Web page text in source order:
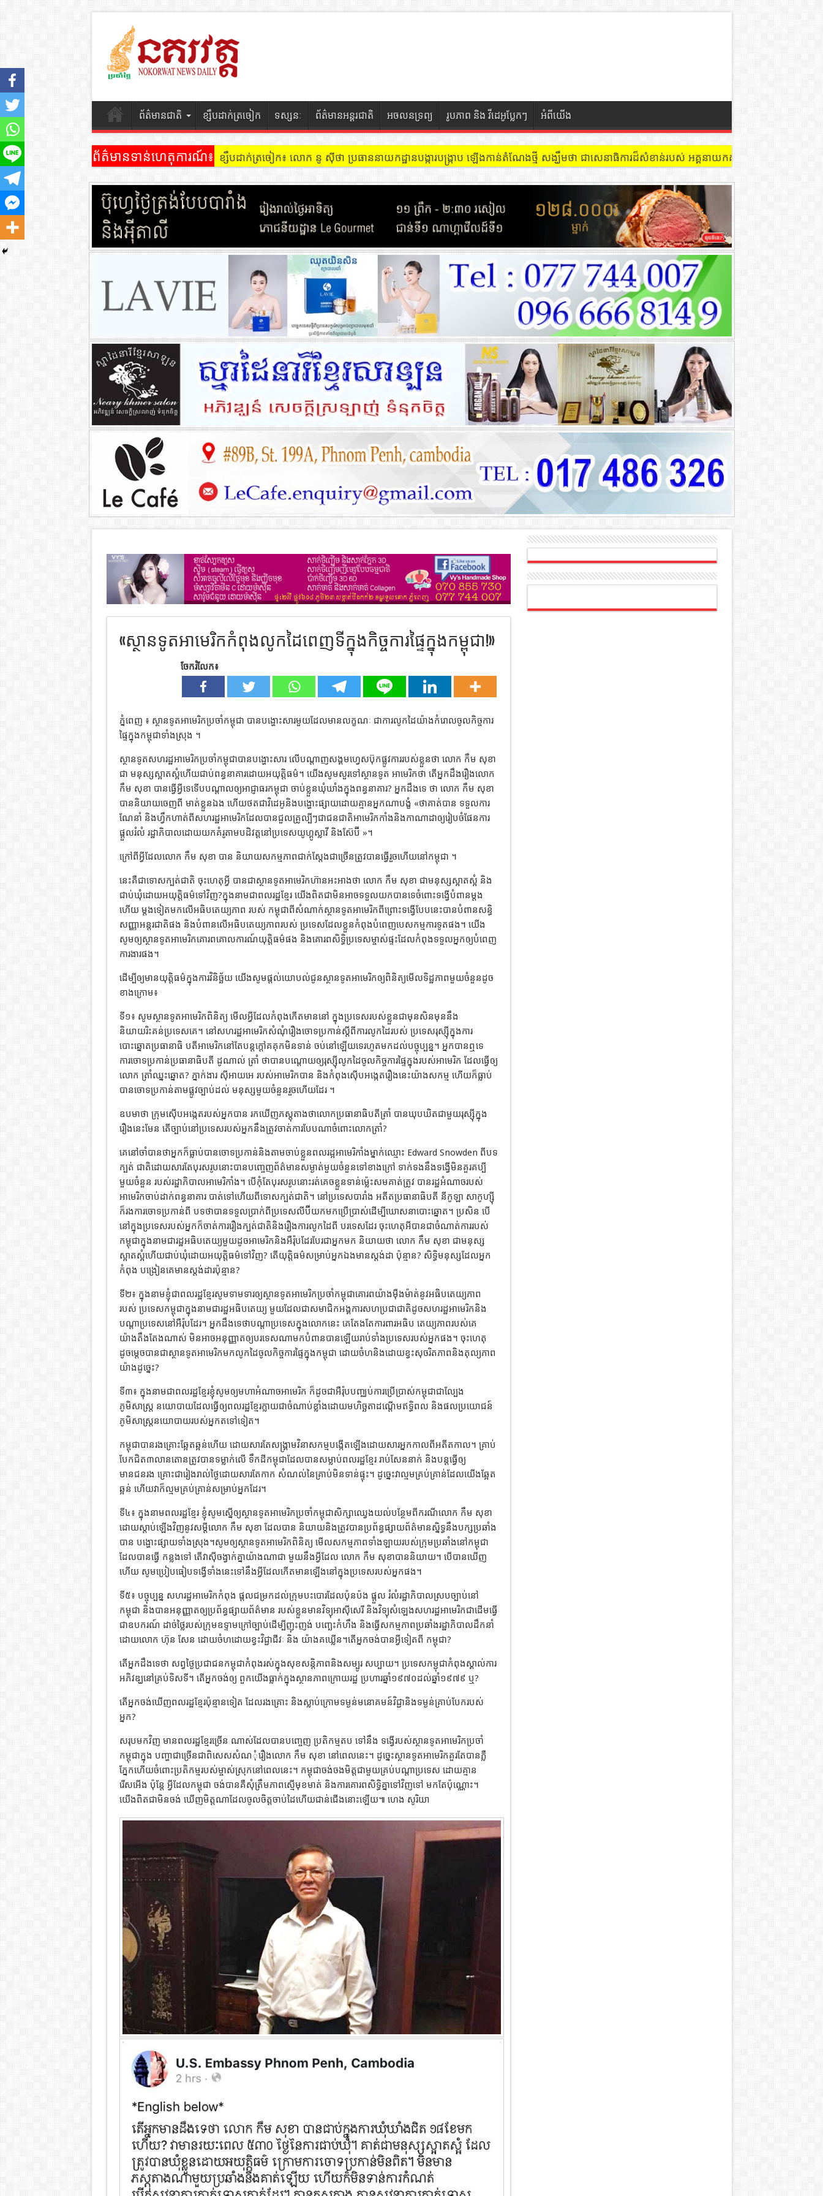
ព័ត៌មានជាតិ ខ្សឹបដាក់ត្រចៀក ទស្សនៈ ព័ត៌មានអន្តរជាតិ អចលនទ្រព្យ រូបភាព និង វីដេអូប្លែកៗ អំពីយើង
ព័ត៌មានទាន់ហេតុការណ៍៖ ខ្សឹបដាក់ត្រចៀក៖ លោក នូ សុីថា ប្រធាននាយកដ្ឋានបង្ការបង្ក្រាប ឡើងកាន់តំណែងថ្មី សង្ឃឹមថា ជាសេនាធិការដ៏សំខាន់របស់ អគ្គនាយកគយនិងរដ្ឋាករកម្ពុជា ក្នុង
«ស្ថានទូតអាមេរិកកំពុងលូកដៃពេញទីក្នុងកិច្ចការផ្ទៃក្នុងកម្ពុជា!»
ចែករំលែក៖
ភ្នំពេញ ៖ ស្ថានទូតអាមេរិកប្រចាំកម្ពុជា បានបង្ហោះសារមួយដែលមានលក្ខណៈ ជាការលូកដៃយ៉ាងកំរោលចូលកិច្ចការ
ផ្ទៃក្នុងកម្ពុជាទាំងស្រុង ។
ស្ថានទូតសហរដ្ឋអាមេរិកប្រចាំកម្ពុជាបានបង្ហោះសារ លើបណ្តាញសង្គមហ្វេសប៊ុកផ្លូវការរបស់ខ្លួនថា លោក កឹម សុខា
ជា មនុស្សស្អាតស្អំហើយជាប់ពន្ធនាគារដោយអយុត្តិធម៌។ យើងសូមសួរទៅស្ថានទូត អាមេរិកថា តើអ្នកដឹងរឿងលោក
កឹម សុខា បានធ្វើអ្វីទេទើបបណ្តាលឲ្យអាជ្ញាធរកម្ពុជា ចាប់ខ្លួនឃុំឃាំងក្នុងពន្ធនាគារ? អ្នកដឹងទេ ថា លោក កឹម សុខា
បាននិយាយចេញពី មាត់ខ្លួនឯង ហើយថតជាវិដេអូនិងបង្ហោះផ្សាយដោយគ្មានអ្នកណាបង្ខំ «ថាគាត់បាន ទទួលការ
ណែនាំ និងហ្វឹកហាត់ពីសហរដ្ឋអាមេរិកដែលបានជួលគ្រូល្បីៗជាជនជាតិអាមេរិកកាំងនិងកាណាដាឲ្យរៀបចំផែនការ
ផ្តួលរំលំ រដ្ឋាភិបាលដោយយកគំរូតាមបដិវត្តនៅប្រទេសយូហ្គូស្លាវី និងស៊ែប៊ី »។
ក្រៅពីអ្វីដែលលោក កឹម សុខា បាន និយាយសកម្មភាពជាក់ស្តែងជាច្រើនត្រូវបានធ្វើរួចហើយនៅកម្ពុជា ។
នេះគឺជាទោសក្បត់ជាតិ ចុះហេតុអ្វី បានជាស្ថានទូតអាមេរិកហ៊ានអះអាងថា លោក កឹម សុខា ជាមនុស្សស្អាតស្អំ និង
ជាប់ឃុំដោយអយុត្តិធម៌ទៅវិញ?ក្នុងនាមជាពលរដ្ឋខ្មែរ យើងពិតជាមិនអាចទទួលយកបានទេចំពោះទង្វើបំពានម្តង
ហើយ ម្តងទៀតមកលើអធិបតេយ្យភាព របស់ កម្ពុជាពីសំណាក់ស្ថានទូតអាមេរិកពីព្រោះទង្វើបែបនេះបានបំពានសន្ធិ
សញ្ញាអន្តរជាតិផង និងបំពានលើអធិបតេយ្យភាពរបស់ ប្រទេសដែលខ្លួនកំពុងបំពេញបេសកម្មការទូតផង។ យើង
សូមឲ្យស្ថានទូតអាមេរិកគោរពគោលការណ៍យុត្តិធម៌ផង និងគោរពសិទ្ធិប្រទេសម្ចាស់ផ្ទះដែលកំពុងទទួលអ្នកឲ្យបំពេញ
ការងារផង។
ដើម្បីឲ្យមានយុត្តិធម៌ក្នុងការវិនិច្ឆ័យ យើងសូមផ្តល់យោបល់ជូនស្ថានទូតអាមេរិកឲ្យពិនិត្យមើលទិដ្ឋភាពមួយចំនួនដូច
ខាងក្រោម៖
ទី១៖ សូមស្ថានទូតអាមេរិកពិនិត្យ មើលអ្វីដែលកំពុងកើតមាននៅ ក្នុងប្រទេសរបស់ខ្លួនជាមុនសិនមុននឹង
និយាយរិះគន់ប្រទេសគេ។ នៅសហរដ្ឋអាមេរិកសំណុំរឿងចោទប្រកាន់ស្តីពីការលូកដៃរបស់ ប្រទេសរុស្ស៊ីក្នុងការ
បោះឆ្នោតប្រធានាធិ បតីអាមេរិកនៅតែបន្តក្តៅគគុកមិនទាន់ ចប់នៅឡើយទេរហូតមកដល់បច្ចុប្បន្ន។ អ្នកបានឮទេ
ការចោទប្រកាន់ប្រធានាធិបតី ដូណាល់ ត្រាំ ថាបានបណ្តោយឲ្យរុស្ស៊ីលូកដៃចូលកិច្ចការផ្ទៃក្នុងរបស់អាមេរិក ដែលធ្វើឲ្យ
លោក ត្រាំឈ្នះឆ្នោត? ភ្នាក់ងារ ស៊ីអាយអេ របស់អាមេរិកបាន និងកំពុងស៊ើបអង្កេតរឿងនេះយ៉ាងសកម្ម ហើយក៏ធ្លាប់
បានចោទប្រកាន់តាមផ្លូវច្បាប់ដល់ មនុស្សមួយចំនួនរួចហើយដែរ ។
ឧបមាថា ក្រុមស៊ើបអង្កេតរបស់អ្នកបាន រកឃើញភស្តុតាងថាលោកប្រធានាធិបតីត្រាំ បានឃុបឃិតជាមួយរុស្ស៊ីក្នុង
រឿងនេះមែន តើច្បាប់នៅប្រទេសរបស់អ្នកនឹងត្រូវចាត់ការបែបណាចំពោះលោកត្រាំ?
គេនៅចាំបានថាអ្នកក៏ធ្លាប់បានចោទប្រកាន់និងតាមចាប់ខ្លួនពលរដ្អអាមេរិកាំងម្នាក់ឈ្មោះ Edward Snowden ពីបទ
ក្បត់ ជាតិដោយសារតែបុរសរូបនោះបានបញ្ចេញព័ត៌មានសម្ងាត់មួយចំនួនទៅខាងក្រៅ ទាក់ទងនឹងទង្វើមិនគួរគប្បី
មួយចំនួន របស់​រដ្ឋាភិបាលអាមេរិកាំង។ បើកុំតែបុរសរូបនោះរត់គេចខ្លួនទាន់ម៉្លេះសមគាត់ត្រូវ បានរដ្ឋអំណាចរបស់
អាមេរិកចាប់ដាក់ពន្ធនាគារ បាត់ទៅហើយពីទោសក្បត់ជាតិ។ នៅប្រទេសបារាំង អតីតប្រធានាធិបតី នីកូឡា សាកូហ្ស៊ី
ក៏រងការចោទប្រកាន់ពី បទថាបានទទួលប្រាក់ពីប្រទេសលីប៊ីយកមកប្រើប្រាស់ដើម្បីឃោសនាបោះឆ្នោត។ ប្រសិន បើ
នៅក្នុងប្រទេសរបស់អ្នកក៏ចាត់ការរឿងក្បត់ជាតិនិងរឿងការលូកដៃពី បរទេសដែរ ចុះហេតុអីបានជាចំណាត់ការរបស់
កម្ពុជាក្នុងនាមជារដ្ឋអធិបតេយ្យមួយដូចអាមេរិកនិងអឺរ៉ុបដែរបែរជាអ្នកមក និយាយថា លោក កឹម សុខា ជាមនុស្ស
ស្អាតស្អំហើយជាប់ឃុំដោយអយុត្តិធម៌ទៅវិញ? តើយុត្តិធម៌សម្រាប់អ្នកឯងមានស្តង់ដា ប៉ុន្មាន? សិទ្ធិមនុស្សដែលអ្នក
កំពុង បង្រៀនគេមានស្តង់ដារប៉ុន្មាន?
ទី២៖ ក្នុងនាមខ្ញុំជាពលរដ្ឋខ្មែរសូមទាមទារឲ្យស្ថានទូតអាមេរិកប្រចាំកម្ពុជាគោរពយ៉ាងម៉ឺងម៉ាត់នូវអធិបតេយ្យភាព
របស់ ប្រទេសកម្ពុជាក្នុងនាមជារដ្ឋអធិបតេយ្យ មួយដែលជាសមាជិកអង្គការសហប្រជាជាតិដូចសហរដ្ឋអាមេរិកនិង
បណ្តាប្រទេសនៅអឺរ៉ុបដែរ។ អ្នកដឹងទេថាបណ្តាប្រទេសក្នុងលោកនេះ គេតែងតែការពារអធិប តេយ្យភាពរបស់គេ
យ៉ាងតឹងតែងណាស់ មិនអាចអនុញ្ញាតឲ្យបរទេសណាមកបំពានបានឡើយរាប់ទាំងប្រទេសរបស់អ្នកផង។ ចុះហេតុ
ដូចម្តេចបានជាស្ថានទូតអាមេរិកមកលូកដៃចូលកិច្ចការផ្ទៃក្នុងកម្ពុជា ដោយចំហនិងដោយខ្វះសុចរិតភាពនិងតុល្យភាព
យ៉ាងដូច្នេះ?
ទី៣៖ ក្នុងនាមជាពលរដ្ឋខ្មែរខ្ញុំសូមឲ្យមហាអំណាចអាមេរិក ក៏ដូចជាអឺរ៉ុបបញ្ឈប់ការប្រើប្រាស់កម្ពុជាជាល្បែង
ភូមិសាស្ត្រ នយោបាយដែលធ្វើឲ្យពលរដ្ឋខ្មែរក្លាយជាចំណាប់ខ្លាំងដោយមហិច្ឆតាដណ្តើមឥទ្ធិពល និងផលប្រយោជន៍
ភូមិសាស្ត្រនយោបាយរបស់អ្នកតទៅទៀត។
កម្ពុជាបានរងគ្រោះឆ្អែតឆ្អន់ហើយ ដោយ​​សារតែសង្គ្រាមវិនាសកម្មបង្កើតឡើងដោយសារអ្នកកាលពីអតីតកាល។ គ្រាប់
បែកជិត៣លានតោនត្រូវបានទម្លាក់លើ ទឹកដីកម្ពុជាដែលបានសម្លាប់ពលរដ្ឋខ្មែរ រាប់សែននាក់ និងបន្តធ្វើឲ្យ
មានជនរង គ្រោះ​ជារៀងរាល់ថ្ងៃដោយសារតែកាក សំណល់នៃគ្រាប់មិនទាន់ផ្ទុះ។ ដូច្នេះវាល្មមគ្រប់គ្រាន់ដែលយើងឆ្អែត
ឆ្អន់ ហើយវាក៏ល្មមគ្រប់គ្រាន់សម្រាប់អ្នកដែរ។
ទី៤៖ ក្នុងនាមពលរដ្ឋខ្មែរ ខ្ញុំសូមស្នើឲ្យស្ថានទូតអាមេរិកប្រចាំកម្ពុជាសិក្សាឈេ្វងយល់បន្ថែមពីករណីលោក កឹម សុខា
ដោយ​ស្តាប់ឡើងវិញនូវសម្តីលោក កឹម សុខា ដែលបាន និយាយនិងត្រូវបានប្រព័ន្ធផ្សាយព័ត៌មានស្និទ្ធនឹងបក្សប្រឆាំង
បាន បង្ហោះផ្សាយទាំងស្រុង។សូមឲ្យស្ថានទូតអាមេរិកពិនិត្យ មើលសកម្មភាពទាំងឡាយរបស់ក្រុមប្រឆាំងនៅកម្ពុជា
ដែលបានធ្វើ កន្លងទៅ តើវាស៊ីចង្វាក់គ្នាយ៉ាងណាជា មួយនឹងអ្វីដែល លោក កឹម សុខាបាន​និយាយ។ បើបានឃើញ
ហើយ សូមប្រៀបធៀបទង្វើទាំងនេះទៅនឹងអ្វីដែលកើតមានឡើងនៅក្នុងប្រទេសរបស់អ្នកផង។
ទី៥៖ បច្ចុប្បន្ន សហរដ្ឋអាមេរិកកំពុង ផ្តលជម្រកដល់ក្រុមបះបោរដែលប៉ុនប៉ង ផ្តួល រំលំរដ្ឋាភិបាលស្របច្បាប់នៅ
កម្ពុជា និងបានអនុញ្ញាតឲ្យប្រព័ន្ធផ្សាយព័ត៌មាន របស់ខ្លួនមានវិទ្យុអាស៊ីសេរី និងវិទ្យុសំឡេងសហរដ្ឋអាមេរិកជាដើមធ្វើ
ជាឧបករណ៍ ដាច់ថ្លៃរបស់ក្រុមឧទ្ទាមក្រៅច្បាប់ដើម្បីញុះញង់ បញ្ឆេះកំហឹង និងធ្វើសកម្មភាពប្រឆាំងរដ្ឋាភិបាលដឹកនាំ
ដោយលោក ហ៊ុន សែន ដោយចំហដោយខ្វះវិជ្ជាជីវៈ និង យ៉ាងគឃ្លើន។តើអ្នកចង់បានអ្វីទៀតពី កម្ពុជា?
តើអ្នកដឹងទេថា សព្វថ្ងៃប្រជាជនកម្ពុជាកំពុងរស់ក្នុងសុខសន្តិភាពនិងសម្បូរ សប្បា​​យ​។ ប្រទេសកម្ជុជាកំពុងស្គាល់ការ
អភិវឌ្ឃនៅគ្រប់ទិសទី។ តើអ្នកចង់ឲ្យ ពួកយើងធ្លាក់ក្នុងស្ថានភាពក្រោយរដ្ឋ ប្រហារឆ្នាំ១៩៧០ដល់ឆ្នាំ១៩៧៩ ឬ?
តើអ្នកចង់ឃើញពលរដ្ឋខ្មែរប៉ុន្មានទៀត ដែលរងគ្រោះ និងស្លាប់ក្រោមទម្ងន់មនោគមន៍វិជ្ជានិងទម្ងន់គ្រាប់បែករបស់
អ្នក?
សរុបមកវិញ មានពលរដ្ឋខ្មែរច្រើន ណាស់ដែលបានបញ្ចេញ ប្រតិកម្ម​តប ទៅ​នឹង ទង្វើរបស់ស្ថានទូតអាមេរិកប្រចាំ
កម្ពុជាក្នុង បញ្ហាជាច្រើនជាពិសេស​សំណ​ុំ​រឿង​លោក កឹម សុខា នៅពេលនេះ។ ដូច្នេះស្ថានទូតអាមេរិកគួរតែបានភ្លឺ
ភ្នែកហើយចំពោះប្រតិកម្មរបស់ម្ចាស់ស្រុកនៅពេលនេះ។ កម្ពុជាចង់ចងមិត្តជាមួយគ្រប់បណ្តាប្រទេស ដោយគ្មាន
រើសអើង ប៉ុន្តែ អ្វីដែលកម្ពុជា ចង់បានគឺសុំត្រឹមភាព​ស្មើ​មុខមាត់ និងការគោរពសិទ្ធិគ្នាទៅវិញទៅ មកតែប៉ុណ្ណោះ។
យើងពិតជាមិនចង់ ឃើញ​មិត្តណាដែលចូលចិត្តចាប់ដៃហើយជាន់ជើងនោះឡើយ៕ ហេង សូរិយា